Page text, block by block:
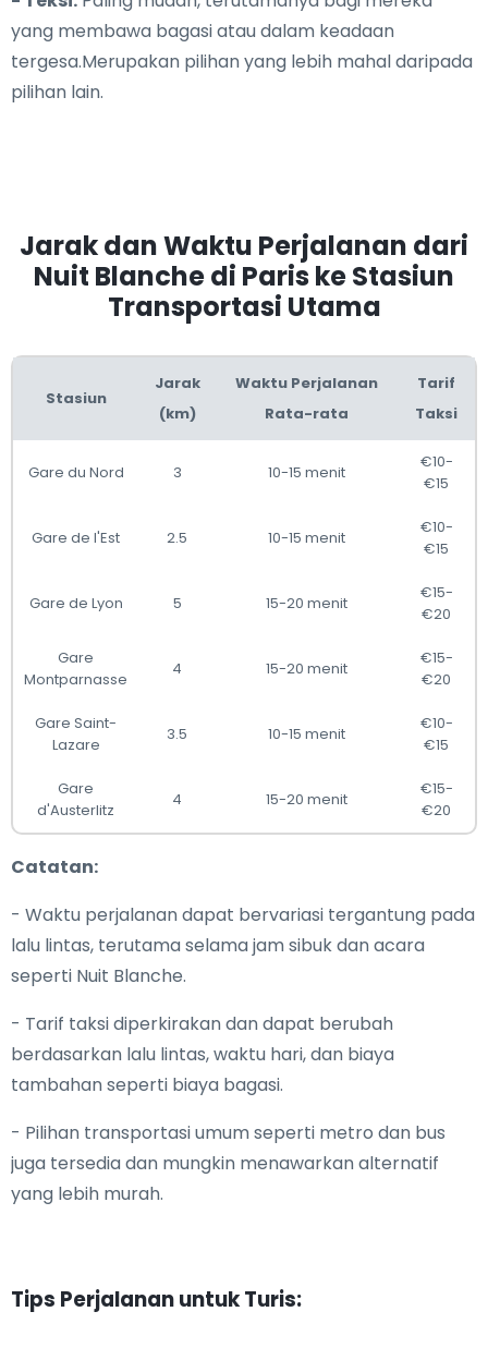
yang membawa bagasi atau dalam keadaan
tergesa.Merupakan pilihan yang lebih mahal daripada
pilihan lain.
Jarak dan Waktu Perjalanan dari
Nuit Blanche di Paris ke Stasiun
Transportasi Utama
Stasiun
Jarak
(km)
Waktu Perjalanan
Rata-rata
Tarif
Taksi
Gare du Nord 3 10-15 menit
€10-
€15
Gare de l'Est 2.5 10-15 menit
€10-
€15
Gare de Lyon 5 15-20 menit
€15-
€20
Gare
Montparnasse
4 15-20 menit
€15-
€20
Gare Saint-
Lazare
3.5 10-15 menit
€10-
€15
Gare
d'Austerlitz
4 15-20 menit
€15-
€20
Catatan:
- Waktu perjalanan dapat bervariasi tergantung pada
lalu lintas, terutama selama jam sibuk dan acara
seperti Nuit Blanche.
- Tarif taksi diperkirakan dan dapat berubah
berdasarkan lalu lintas, waktu hari, dan biaya
tambahan seperti biaya bagasi.
- Pilihan transportasi umum seperti metro dan bus
juga tersedia dan mungkin menawarkan alternatif
yang lebih murah.
Tips Perjalanan untuk Turis: